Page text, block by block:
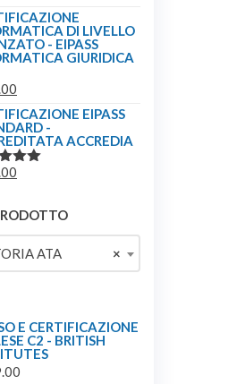
PREZZO
ATTUALE
È:
DI LIVELLO
- EIPASS
GIURIDICA
PREZZO
ATTUALE
È:
EIPASS
-
ACCREDIA
ATTUALE
È:
€179.00.
×
ATA
E CERTIFICAZIONE
C2 - BRITISH